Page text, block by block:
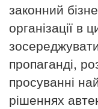
законний
організації в
пропаганді,
просуванні
рішеннях